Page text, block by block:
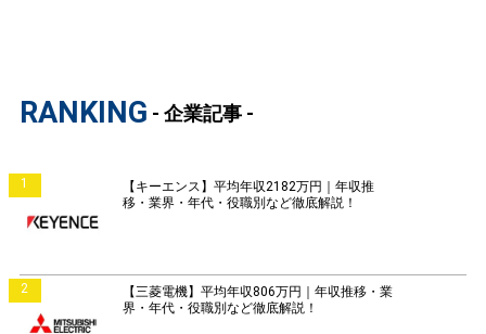
RANKING - 企業記事 -
1
【キーエンス】平均年収2182万円｜年収推
移・業界・年代・役職別など徹底解説！
2
【三菱電機】平均年収806万円｜年収推移・業
界・年代・役職別など徹底解説！